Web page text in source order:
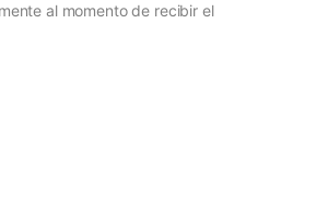
al momento de recibir el